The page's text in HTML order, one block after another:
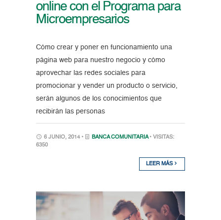
online con el Programa para
Microempresarios
Cómo crear y poner en funcionamiento una
página web para nuestro negocio y cómo
aprovechar las redes sociales para
promocionar y vender un producto o servicio,
serán algunos de los conocimientos que
recibirán las personas
6 JUNIO, 2014 • BANCA COMUNITARIA • VISITAS:
6350
LEER MÁS